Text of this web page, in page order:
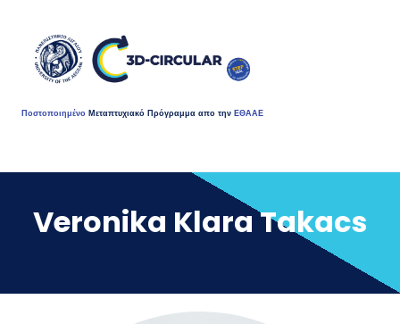
Ποστοποιημένο Μεταπτυχιακό Πρόγραμμα απο την ΕΘΑΑΕ
Veronika Klara Takacs